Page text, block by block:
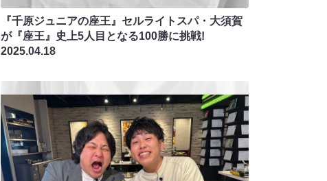
『千原ジュニアの座王』セルライトスパ・大須賀
が『座王』史上5人目となる100勝に挑戦!
2025.04.18